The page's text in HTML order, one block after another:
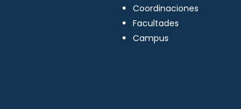
Coordinaciones
Facultades
Campus